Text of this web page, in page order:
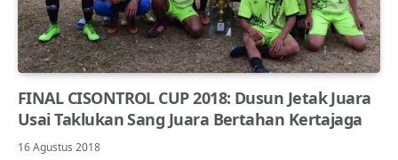
FINAL CISONTROL CUP 2018: Dusun Jetak Juara
Usai Taklukan Sang Juara Bertahan Kertajaga
16 Agustus 2018